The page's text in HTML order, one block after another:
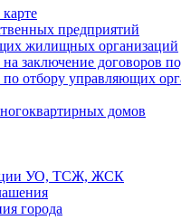
предприятий
жилищных организаций
заключение договоров
отбору управляющих
домов
УО, ТСЖ, ЖСК
города